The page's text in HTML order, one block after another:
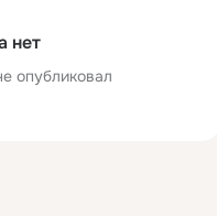
нет
опубликовал